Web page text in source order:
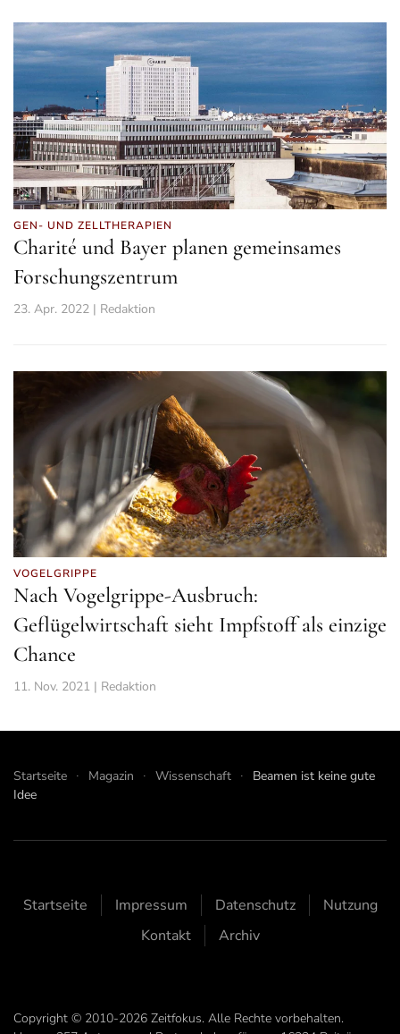
GEN- UND ZELLTHERAPIEN
Charité und Bayer planen gemeinsames
Forschungszentrum
23. Apr. 2022 | Redaktion
VOGELGRIPPE
Nach Vogelgrippe-Ausbruch:
Geflügelwirtschaft sieht Impfstoff als einzige
Chance
11. Nov. 2021 | Redaktion
Startseite Magazin Wissenschaft
Beamen ist keine gute
Idee
Startseite Impressum Datenschutz
Nutzung
Kontakt
Archiv
Copyright © 2010-2026 Zeitfokus. Alle Rechte vorbehalten.